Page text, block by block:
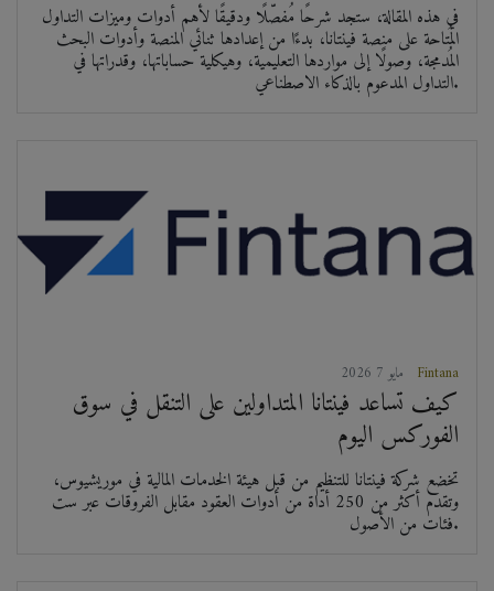
في هذه المقالة، ستجد شرحًا مُفصّلًا ودقيقًا لأهم أدوات وميزات التداول
المُتاحة على منصة فينتانا، بدءًا من إعدادها ثنائي المنصة وأدوات البحث
المُدمجة، وصولًا إلى مواردها التعليمية، وهيكلية حساباتها، وقدراتها في
التداول المدعوم بالذكاء الاصطناعي.
Fintana
كيف تساعد فينتانا المتداولين على التنقل في سوق
الفوركس اليوم
تخضع شركة فينتانا للتنظيم من قبل هيئة الخدمات المالية في موريشيوس،
وتقدم أكثر من 250 أداة من أدوات العقود مقابل الفروقات عبر ست
فئات من الأصول.